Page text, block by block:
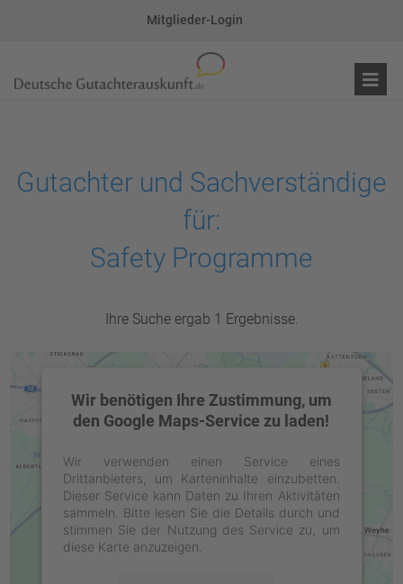
Mitglieder-Login
Gutachter und Sachverständige
für:
Safety Programme
Ihre Suche ergab 1 Ergebnisse.
Wir benötigen Ihre Zustimmung, um
den Google Maps-Service zu laden!
Wir verwenden einen Service eines
Drittanbieters, um Karteninhalte einzubetten.
Dieser Service kann Daten zu Ihren Aktivitäten
sammeln. Bitte lesen Sie die Details durch und
stimmen Sie der Nutzung des Service zu, um
diese Karte anzuzeigen.